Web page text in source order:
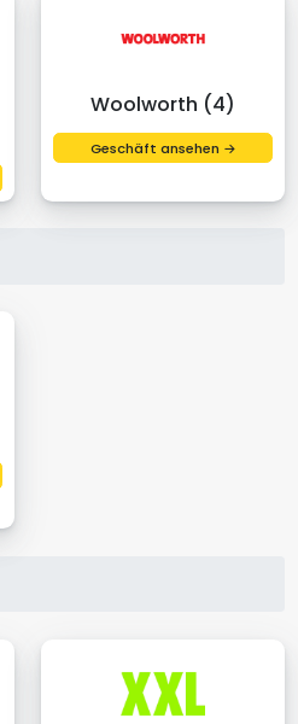
Woolworth (4)
Geschäft ansehen →